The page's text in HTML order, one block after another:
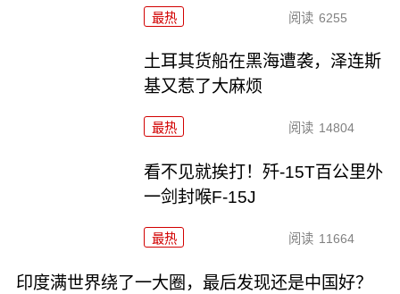
最热 阅读 6255
土耳其货船在黑海遭袭，泽连斯
基又惹了大麻烦
最热 阅读 14804
看不见就挨打！歼-15T百公里外
一剑封喉F-15J
最热 阅读 11664
印度满世界绕了一大圈，最后发现还是中国好？